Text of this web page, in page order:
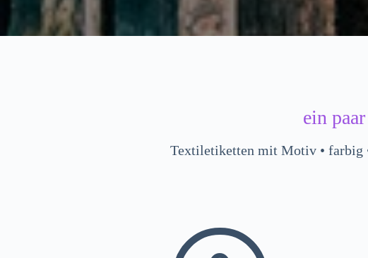
ein
Textiletiketten mit Motiv • farbig